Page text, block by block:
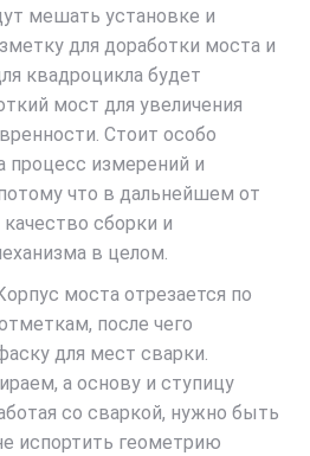
мешать установке и
для доработки моста и
квадроцикла будет
мост для увеличения
Стоит особо
процесс измерений и
что в дальнейшем от
сборки и
в целом.
моста отрезается по
после чего
для мест сварки.
а основу и ступицу
со сваркой, нужно быть
испортить геометрию